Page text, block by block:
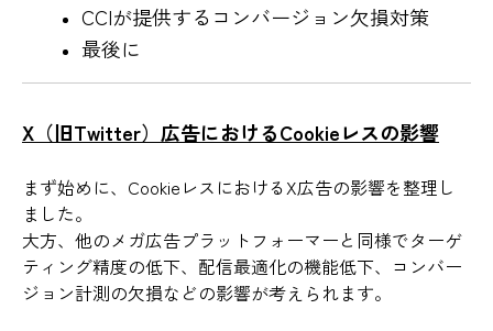
CCIが提供するコンバージョン欠損対策
最後に
X（旧Twitter）広告におけるCookieレスの影響
まず始めに、CookieレスにおけるX広告の影響を整理し
ました。
大方、他のメガ広告プラットフォーマーと同様でターゲ
ティング精度の低下、配信最適化の機能低下、コンバー
ジョン計測の欠損などの影響が考えられます。